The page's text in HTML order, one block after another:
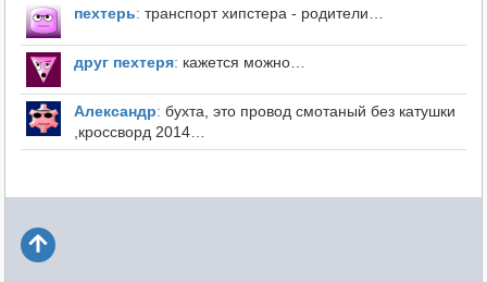
пехтерь: транспорт хипстера - родители…
друг пехтеря: кажется можно…
Александр: бухта, это провод смотаный без катушки
,кроссворд 2014…